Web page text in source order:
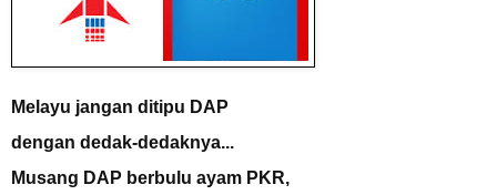
Melayu jangan ditipu DAP
dengan dedak-dedaknya...
Musang DAP berbulu ayam PKR,